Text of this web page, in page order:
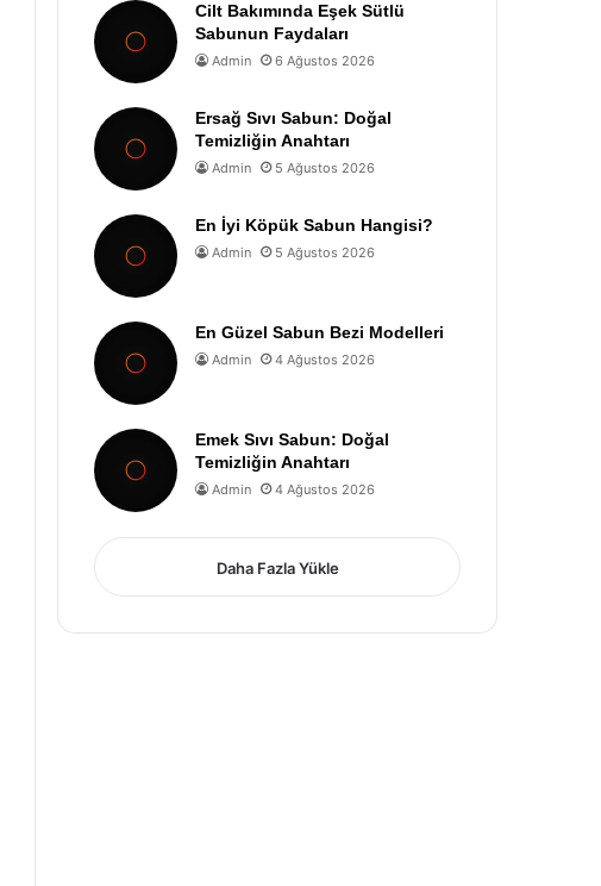
Cilt Bakımında Eşek Sütlü
Sabunun Faydaları
Admin 6 Ağustos 2026
Ersağ Sıvı Sabun: Doğal
Temizliğin Anahtarı
Admin 5 Ağustos 2026
En İyi Köpük Sabun Hangisi?
Admin 5 Ağustos 2026
En Güzel Sabun Bezi Modelleri
Admin 4 Ağustos 2026
Emek Sıvı Sabun: Doğal
Temizliğin Anahtarı
Admin 4 Ağustos 2026
Daha Fazla Yükle